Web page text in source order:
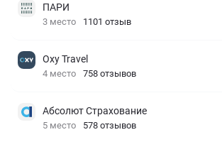
ПАРИ
3 место 1101 отзыв
Oxy Travel
4 место 758 отзывов
Абсолют Страхование
5 место 578 отзывов